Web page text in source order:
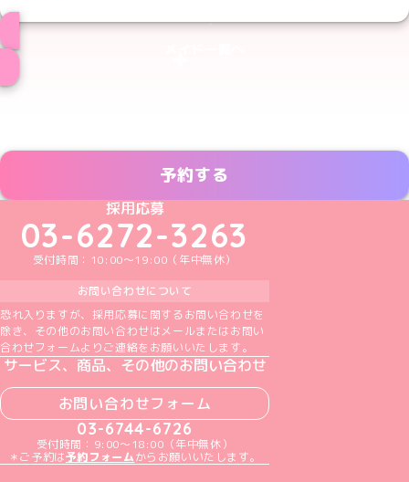
予約する
めいどりーみんTikTok公式アカウント
めいどりーみんX公式アカウント
めいどりーみんInstagram公式アカウント
めいどりーみんFacebook公式アカウン
めいどりーみんYouTube公式アカ
採用応募
03-6272-3263
受付時間：10:00～19:00（年中無休）
お問い合わせについて
恐れ入りますが、採用応募に関するお問い合わせを
除き、その他のお問い合わせはメールまたはお問い
合わせフォームよりご連絡をお願いいたします。
サービス、商品、その他のお問い合わせ
お問い合わせフォーム
03-6744-6726
受付時間：9:00～18:00（年中無休）
＊ご予約は予約フォームからお願いいたします。